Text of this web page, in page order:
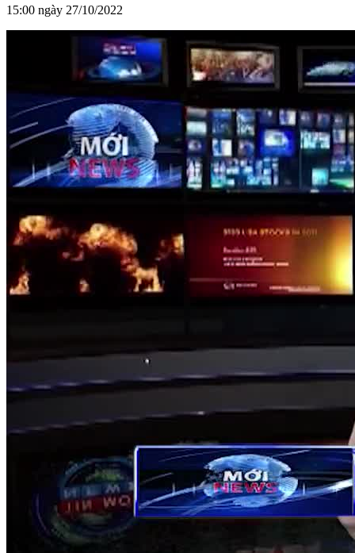
15:00 ngày 27/10/2022